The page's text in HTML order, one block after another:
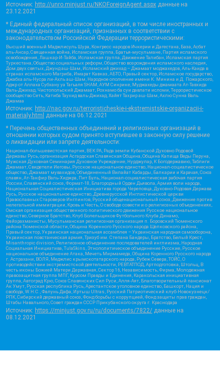
Источник: http://unro.minjust.ru/NKOForeignAgent.aspx данные на
23.12.2021
* Единый федеральный список организаций, в том числе иностранных и
международных организаций, признанных в соответствии с
законодательством Российской Федерации террористическими:
Высший военный Маджлисуль Шура, Конгресс народов Ичкерии и Дагестана, База, Асбат
аль-Ансар, Священная война, Исламская группа, Братья-мусульмане, Партия исламского
освобождения, Лашкар-И-Тайба, Исламская группа, Движение Талибан, Исламская партия
Туркестана, Общество социальных реформ, Общество возрождения исламского наследия,
Дом двух святых, Джунд аш-Шам, Исламский джихад – Джамаат моджахедов, Аль-Каида в
странах исламского Магриба, Имарат Кавказ, АБТО, Правый сектор, Исламское государство,
Джабха аль-Нусра ли-Ахль аш-Шам, Народное ополчение имени К. Минина и Д. Пожарского,
Аджр от Аллаха Субхану уа Тагьаля SHAM, АУМ Синрике, Муджахеды джамаата Ат-Тавхида
Валь-Джихад, Чистопольский Джамаат, Рохнамо ба суи давлати исломи, Террористическое
сообщество Сеть, Катиба Таухид валь-Джихад, Хайят Тахрир аш-Шам, Ахлю Сунна Валь
Джамаа
Источник: http://nac.gov.ru/terroristicheskie-i-ekstremistskie-organizacii-i-
materialy.html данные на 06.12.2021
* Перечень общественных объединений и религиозных организаций в
отношении которых судом принято вступившее в законную силу решение
о ликвидации или запрете деятельности:
Национал-большевистская партия, ВЕК РА, Рада земли Кубанской Духовно Родовой
Державы Русь, организация Асгардская Славянская Община, Община Капища Веды Перуна,
Мужская Духовная Семинария Духовное Учреждение, Нурджулар, К Богодержавию, Таблиги
Джамаат, Свидетели Иеговы, Русское национальное единство, Национал-социалистическое
общество, Джамаат мувахидов, Объединенный Вилайат Кабарды, Балкарии и Карачая, Союз
славян, Ат-Такфир Валь-Хиджра, Пит Буль, Национал-социалистическая рабочая партия
России, Славянский союз, Формат-18, Благородный Орден Дьявола, Армия воли народа,
Национальная Социалистическая Инициатива города Череповца, Духовно-Родовая Держава
Русь, Русское национальное единство, Древнерусской Инглистической церкви
Православных Староверов-Инглингов, Русский общенациональный союз, Движение против
нелегальной иммиграции, Кровь и Честь, О свободе совести и о религиозных объединениях,
Омская организация общественного политического движения Русское национальное
единство, Северное Братство, Клуб Болельщиков Футбольного Клуба Динамо,
Файзрахманисты, Мусульманская религиозная организация п. Боровский Тюменского
района Тюменской области, Община Коренного Русского народа Щелковского района,
Правый сектор, Украинская национальная ассамблея – Украинская народная самооборона,
Украинская повстанческая армия, Тризуб им. Степана Бандеры, Братство, Белый Крест,
Misanthropic division, Религиозное объединение последователей инглиизма, Народная
Социальная Инициатива, TulaSkins, Этнополитическое объединение Русские, Русское
национальное объединение Атака, Мечеть Мирмамеда, Община Коренного Русского народа
г. Астрахани, ВОЛЯ, Меджлис крымскотатарского народа, Рубеж Севера, ТОЙС, О
противодействии экстремистской деятельности, РЕВТАТПОД, Артподготовка, Штольц, В
честь иконы Божией Матери Державная, Сектор 16, Независимость, Фирма, Молодежная
правозащитная группа МПГ, Курсом Правды и Единения, Каракольская инициативная
группа, Автоград Крю, Союз Славянских Сил Руси, Алля-Аят, Благотворительный пансионат
Ак Умут, Русская республика Русь, Арестантское уголовное единство, Башкорт, Нация и
свобода, W.H.С., Фалунь Дафа, Иртыш Ultras, Русский Патриотический клуб-Новокузнецк/
РПК, Сибирский державный союз, Фонд борьбы с коррупцией, Фонд защиты прав граждан,
Штабы Навального, Совет граждан СССР Прикубанского округа г. Краснодара
Источник: https://minjust.gov.ru/ru/documents/7822/ данные на
08.12.2021